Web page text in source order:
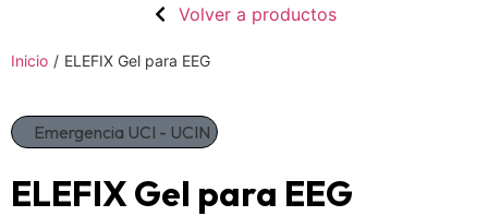
Volver a productos
Inicio / ELEFIX Gel para EEG
Emergencia UCI - UCIN
ELEFIX Gel para EEG